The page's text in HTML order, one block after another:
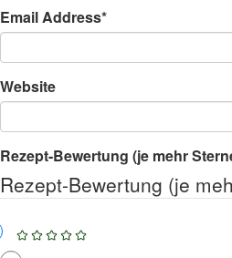
Email Address*
Website
Rezept-Bewertung (je mehr
Rezept-Bewertung (je